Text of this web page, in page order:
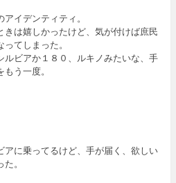
イデンティティ。
は嬉しかったけど、気が付けば庶民
てしまった。
ビアか１８０、ルキノみたいな、手
う一度。
に乗ってるけど、手が届く、欲しい
。